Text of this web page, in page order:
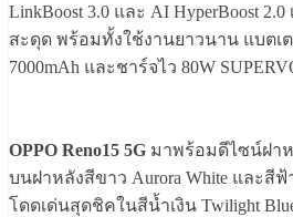
LinkBoost 3.0 และ AI HyperBoost
สะดุด พร้อมทั้งใช้งานยาวนาน แบต
7000mAh และชาร์จไว 80W
OPPO Reno15 5G มาพร้อมดีไซน์ฝา
บนฝาหลังสีขาว Aurora White และสีฟ้
โดดเด่นสุดชิคในสีน้ำเงิน Twilight